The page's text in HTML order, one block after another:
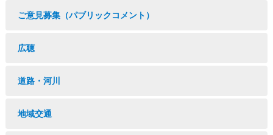
ご意見募集（パブリックコメント）
広聴
道路・河川
地域交通